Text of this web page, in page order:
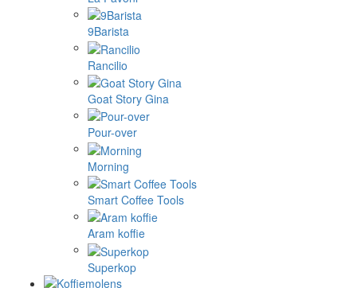
9Barista
Rancilio
Goat Story Gina
Pour-over
Morning
Smart Coffee Tools
Aram koffie
Superkop